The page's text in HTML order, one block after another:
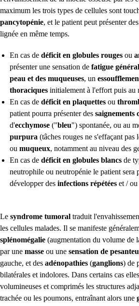
maximum les trois types de cellules sont
pancytopénie, et le patient peut présenter
lignée en même temps.
En cas de déficit en globules rouges ou
présenter une sensation de fatigue
peau et des muqueuses, un
thoraciques initialement à l'effort puis au
En cas de déficit en plaquettes ou
patient pourra présenter des saignements
d'ecchymose ("bleu") spontanée, ou au
purpura (tâches rouges ne s'effaçant pas
ou muqueux, notamment au niveau des
En cas de déficit en globules blancs de
neutrophile ou neutropénie le patient sera
développer des infections répétées et / ou
Le syndrome tumoral traduit
les cellules malades. Il se manifeste
splénomégalie (augmentation du volume de
par une masse ou une sensation de
gauche, et des adénopathies (ganglions) de
bilatérales et indolores. Dans certains cas
volumineuses et comprimés les structures
trachée ou les poumons, entraînant alors une